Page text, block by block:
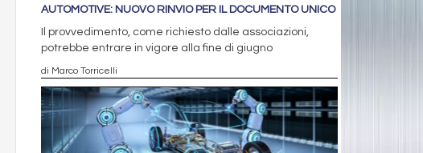
AUTOMOTIVE: NUOVO RINVIO PER IL DOCUMENTO UNICO
Il provvedimento, come richiesto dalle associazioni,
potrebbe entrare in vigore alla fine di giugno
di Marco Torricelli